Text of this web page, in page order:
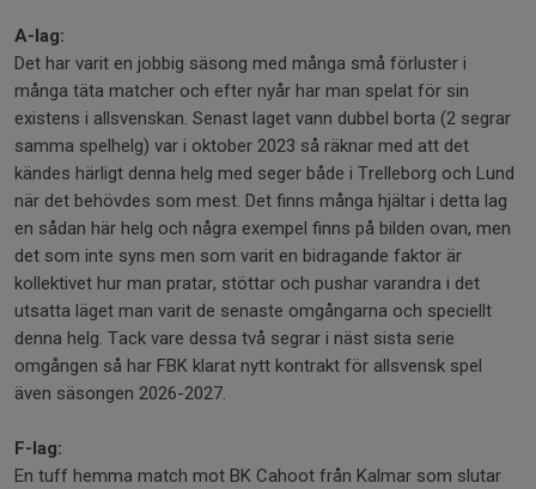
A-lag:
Det har varit en jobbig säsong med många små förluster i
många täta matcher och efter nyår har man spelat för sin
existens i allsvenskan. Senast laget vann dubbel borta (2 segrar
samma spelhelg) var i oktober 2023 så räknar med att det
kändes härligt denna helg med seger både i Trelleborg och Lund
när det behövdes som mest. Det finns många hjältar i detta lag
en sådan här helg och några exempel finns på bilden ovan, men
det som inte syns men som varit en bidragande faktor är
kollektivet hur man pratar, stöttar och pushar varandra i det
utsatta läget man varit de senaste omgångarna och speciellt
denna helg. Tack vare dessa två segrar i näst sista serie
omgången så har FBK klarat nytt kontrakt för allsvensk spel
även säsongen 2026-2027.
F-lag:
En tuff hemma match mot BK Cahoot från Kalmar som slutar